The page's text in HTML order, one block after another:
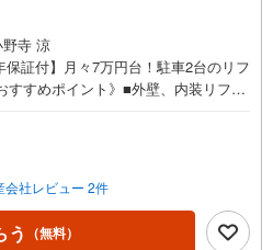
寺 涼
保証付】月々7万円台！駐車2台のリフ
すすめポイント》■外壁、内装リフォ
地！■2階建てのお家が建ち並ぶ閑静
2年間の契約不適合責任がある安心
にバス停有！※あきしまコミュニテ
身あります！メガバンクからネット
ておりますのでお客様ごとにベスト
案させて頂きます！事前審査から本
会社レビュー 2件
う （無料）